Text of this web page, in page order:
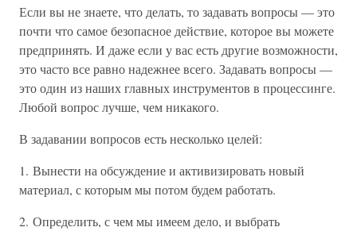
Если вы не знаете, что делать, то задавать вопросы — это
почти что самое безопасное действие, которое вы можете
предпринять. И даже если у вас есть другие возможности,
это часто все равно надежнее всего. Задавать вопросы —
это один из наших главных инструментов в процессинге.
Любой вопрос лучше, чем никакого.
В задавании вопросов есть несколько целей:
1. Вынести на обсуждение и активизировать новый
материал, с которым мы потом будем работать.
2. Определить, с чем мы имеем дело, и выбрать